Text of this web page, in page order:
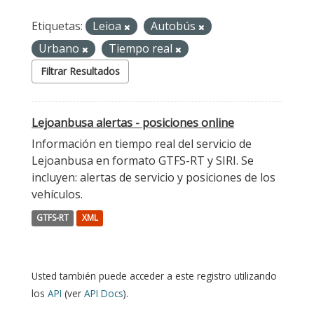
Etiquetas: Leioa
Autobús
Urbano
Tiempo real
Filtrar Resultados
Lejoanbusa alertas - posiciones online
Información en tiempo real del servicio de
Lejoanbusa en formato GTFS-RT y SIRI. Se
incluyen: alertas de servicio y posiciones de los
vehículos.
GTFS-RT XML
Usted también puede acceder a este registro utilizando
los API (ver API Docs).